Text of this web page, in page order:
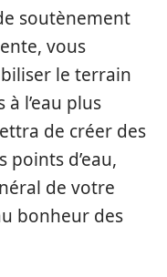
soutènement
vous
le terrain
l’eau plus
de créer des
d’eau,
de votre
bonheur des